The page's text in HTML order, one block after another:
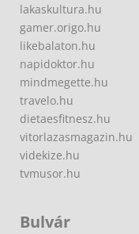
lakaskultura.hu
gamer.origo.hu
likebalaton.hu
napidoktor.hu
mindmegette.hu
travelo.hu
dietaesfitnesz.hu
vitorlazasmagazin.hu
videkize.hu
tvmusor.hu
Bulvár